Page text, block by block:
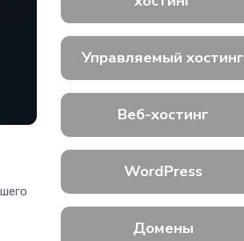
Управляемый хостинг
Веб-хостинг
WordPress
Домены